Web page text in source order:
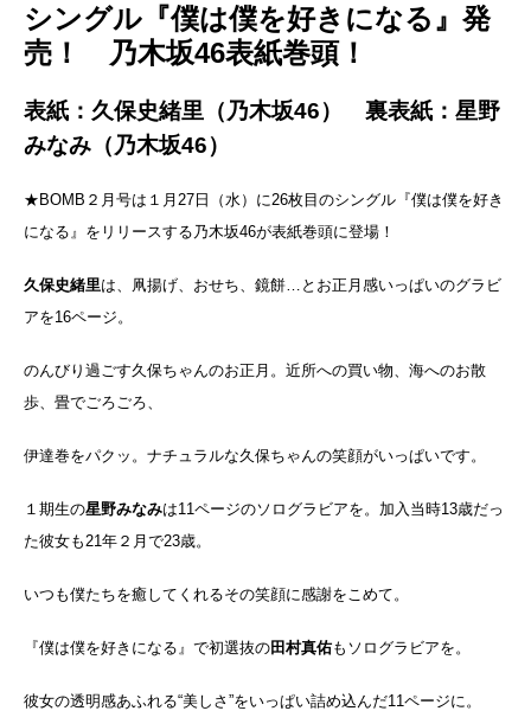
シングル『僕は僕を好きになる』発
売！ 乃木坂46表紙巻頭！
表紙：久保史緒里（乃木坂46） 裏表紙：星野
みなみ（乃木坂46）
★BOMB２月号は１月27日（水）に26枚目のシングル『僕は僕を好き
になる』をリリースする乃木坂46が表紙巻頭に登場！
久保史緒里は、凧揚げ、おせち、鏡餅…とお正月感いっぱいのグラビ
アを16ページ。
のんびり過ごす久保ちゃんのお正月。近所への買い物、海へのお散
歩、畳でごろごろ、
伊達巻をパクッ。ナチュラルな久保ちゃんの笑顔がいっぱいです。
１期生の星野みなみは11ページのソログラビアを。加入当時13歳だっ
た彼女も21年２月で23歳。
いつも僕たちを癒してくれるその笑顔に感謝をこめて。
『僕は僕を好きになる』で初選抜の田村真佑もソログラビアを。
彼女の透明感あふれる“美しさ”をいっぱい詰め込んだ11ページに。